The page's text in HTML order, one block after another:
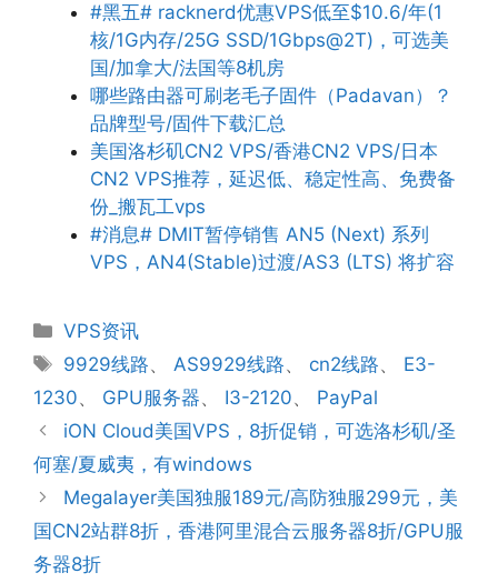
#黑五# racknerd优惠VPS低至$10.6/年(1
核/1G内存/25G SSD/1Gbps@2T)，可选美
国/加拿大/法国等8机房
哪些路由器可刷老毛子固件（Padavan）？
品牌型号/固件下载汇总
美国洛杉矶CN2 VPS/香港CN2 VPS/日本
CN2 VPS推荐，延迟低、稳定性高、免费备
份_搬瓦工vps
#消息# DMIT暂停销售 AN5 (Next) 系列
VPS，AN4(Stable)过渡/AS3 (LTS) 将扩容
分
类
VPS资讯
标
签
9929线路、AS9929线路、 cn2线路、 E3-
1230、 GPU服务器、 I3-2120、 PayPal
iON Cloud美国VPS，8折促销，可选洛杉矶/圣
何塞/夏威夷，有windows
Megalayer美国独服189元/高防独服299元，美
国CN2站群8折，香港阿里混合云服务器8折/GPU服
务器8折